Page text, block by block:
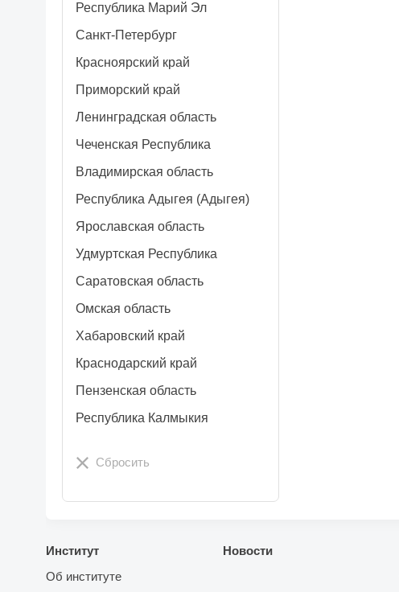
Республика Марий Эл
Санкт-Петербург
Красноярский край
Приморский край
Ленинградская область
Чеченская Республика
Владимирская область
Республика Адыгея (Адыгея)
Ярославская область
Удмуртская Республика
Саратовская область
Омская область
Хабаровский край
Краснодарский край
Пензенская область
Республика Калмыкия
Сбросить
Институт
Об институте
Новости